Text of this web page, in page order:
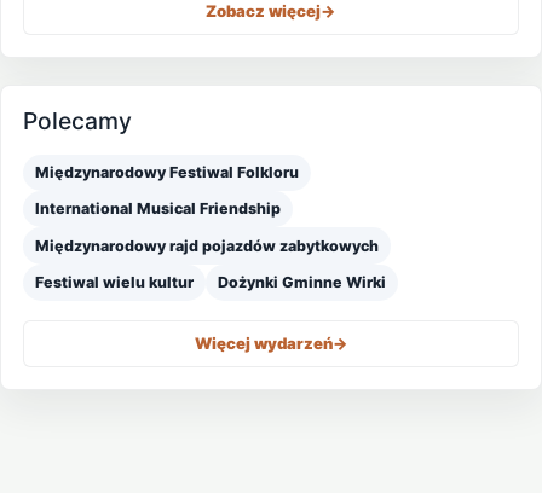
Zobacz więcej->
Polecamy
Międzynarodowy Festiwal Folkloru
International Musical Friendship
Międzynarodowy rajd pojazdów zabytkowych
Festiwal wielu kultur Dożynki Gminne Wirki
Więcej wydarzeń->